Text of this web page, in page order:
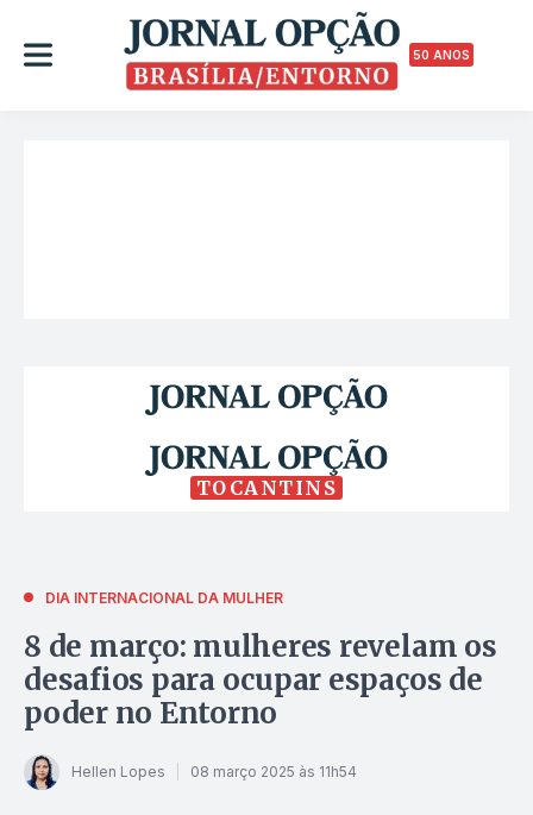
50 ANOS
TOCANTINS
DIA INTERNACIONAL DA MULHER
8 de março: mulheres revelam os
desafios para ocupar espaços de
poder no Entorno
Hellen Lopes 08 março 2025 às 11h54